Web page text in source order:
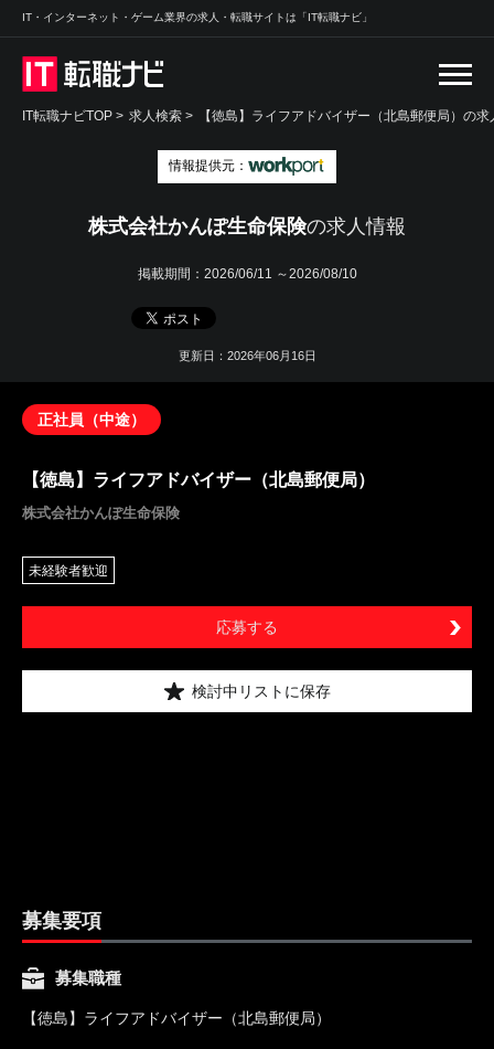
IT・インターネット・ゲーム業界の求人・転職サイトは「IT転職ナビ」
IT転職ナビTOP > 求人検索 > 【徳島】ライフアドバイザー（北島郵便局）の求
情報提供元：
株式会社かんぽ生命保険の求人情報
掲載期間： 2026/06/11 ～2026/08/10
更新日：2026年06月16日
正社員（中途）
【徳島】ライフアドバイザー（北島郵便局）
株式会社かんぽ生命保険
未経験者歓迎
応募する
検討中リストに保存
募集要項
募集職種
【徳島】ライフアドバイザー（北島郵便局）